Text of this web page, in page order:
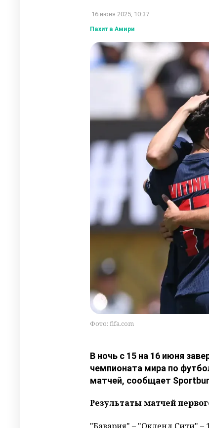
16 июня 2025, 10:37
Пахита Амири
Фото: fifa.com
В ночь с 15 на 16 июня
чемпионата мира по
матчей, сообщает
Результаты матчей
"Бавария" – "Окленд Сити" –